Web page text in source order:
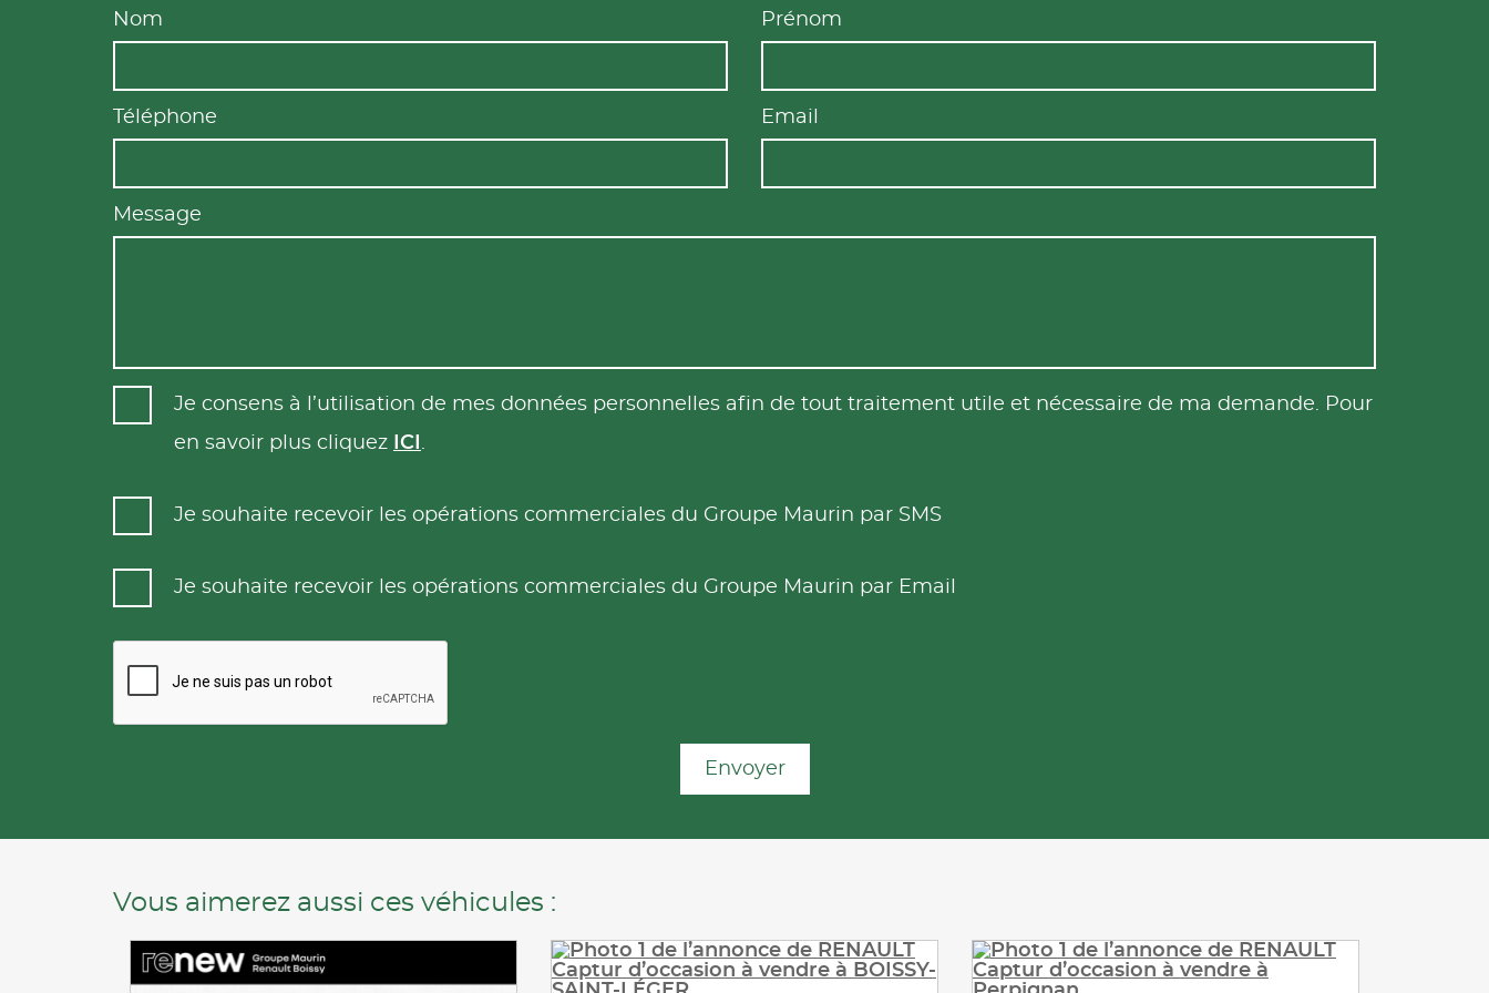
Nom Prénom
Téléphone Email
Message
Je consens à l’utilisation de mes données personnelles afin de tout traitement utile et nécessaire de ma demande. Pour
en savoir plus cliquez
ICI .
Je souhaite recevoir les opérations commerciales du Groupe Maurin par SMS
Je souhaite recevoir les opérations commerciales du Groupe Maurin par Email
Envoyer
Vous aimerez aussi ces véhicules :